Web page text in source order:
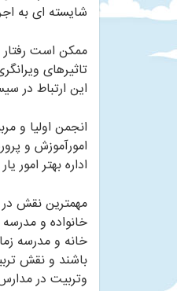
شایسته ای به
ممکن است رفتار
تاثیرهای
این ارتباط در
انجمن اولیا و
امورآموزش و
اداره بهتر
مهمترین نقش در
خانواده و
خانه و مدرسه
باشند و نقش
وتربیت در